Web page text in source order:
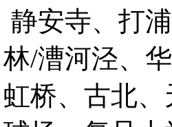
静安寺、打
/漕河泾、
桥、古北